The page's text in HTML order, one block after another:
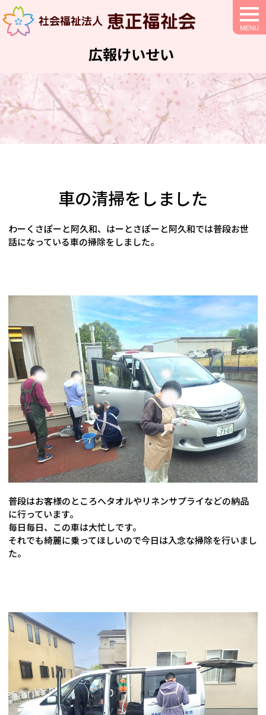
広報けいせい
車の清掃をしました
わーくさぽーと阿久和、はーとさぽーと阿久和では普段お世
話になっている車の掃除をしました。
普段はお客様のところへタオルやリネンサプライなどの納品
に行っています。
毎日毎日、この車は大忙しです。
それでも綺麗に乗ってほしいので今日は入念な掃除を行いまし
た。